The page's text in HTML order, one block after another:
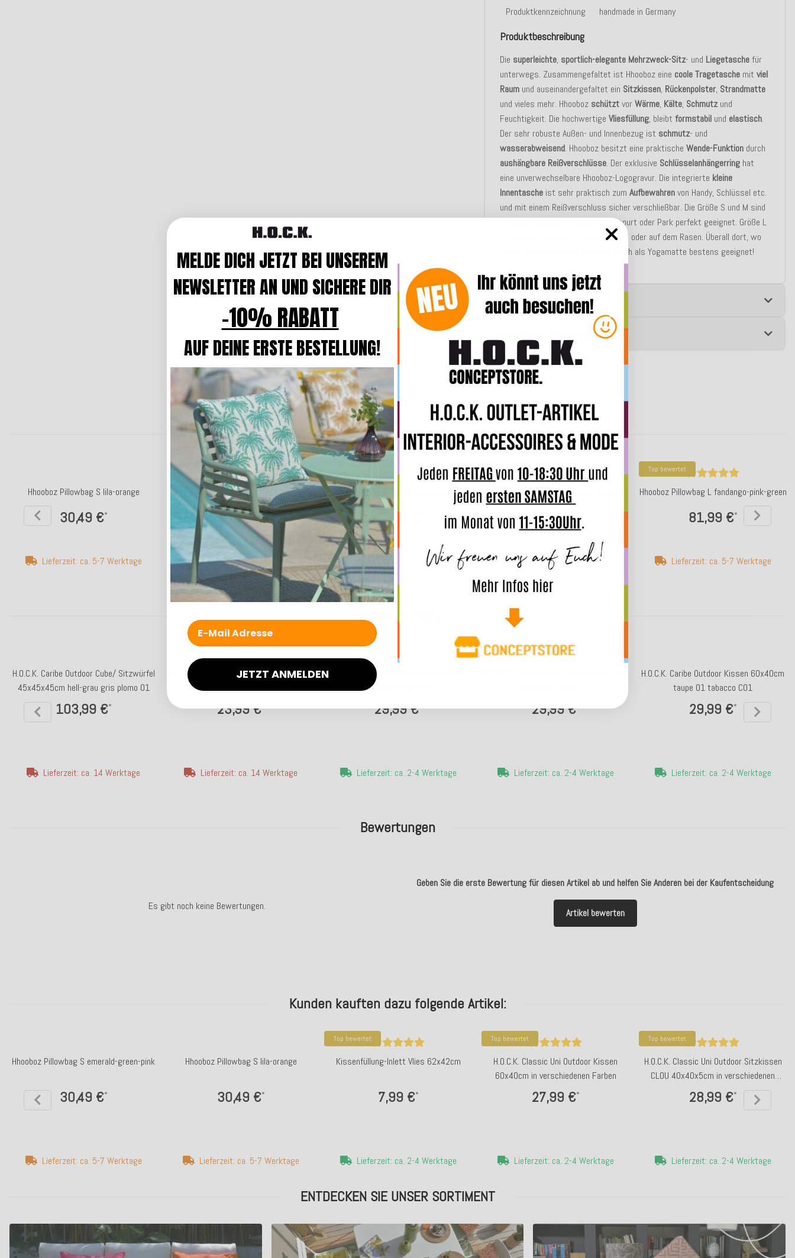
Produktkennzeichnung
handmade in Germany
Produktbeschreibung
Die superleichte, sportlich-elegante Mehrzweck-Sitz- und Liegetaschefür
unterwegs. Zusammengefaltet ist Hhooboz eine coole Tragetasche mitviel
Raum und auseinandergefaltet ein Sitzkissen, Rückenpolster, Strandmatte
und vieles mehr. Hhooboz schütztvorWärme, Kälte, Schmutz und
Feuchtigkeit. Die hochwertigeVliesfüllung, bleibtformstabil und elastisch.
Der sehr robuste Außen- und Innenbezug ist schmutz- und
wasserabweisend. Hhooboz besitzt eine praktischeWende-Funktion durch
aushängbare Reißverschlüsse. Der exklusive Schlüsselanhängerring hat
eine unverwechselbare Hhooboz-Logogravur. Die integrierte kleine
Innentasche ist sehr praktisch zumAufbewahrenvon Handy, Schlüssel etc.
und mit einem Reißverschluss sicher verschließbar. Die Größe S und M sind
für unterwegs im Stadion, Tenniscourt oder Park perfekt geeignet. Größe L
ist ideal am Strand, im Schwimmbad oder auf dem Rasen. Überall dort, wo
sein darf! Auch als Yogamatte bestens geeignet!
Merkmale
Angaben zur Produktsicherheit
Bewertungen
Geben Sie die erste Bewertung für diesen Artikel ab und helfen Sie Anderen bei der Kaufentscheidung
Artikel bewerten
Es gibt noch keine Bewertungen.
Weitere Produkte aus der Serie Hhooboz
Hhooboz Pillowbag S lila-orange
30,49 €*
Lieferzeit: ca. 5-7 Werktage
Hhooboz Pillowbag S emerald-green-pink
30,49 €*
Lieferzeit: ca. 5-7 Werktage
Hhooboz Pillowbag L sand-sand
81,99 €
Lieferzeit: ca. 5-7 Werktage
Hhooboz Pillowbag S smoke-smoke
30,49 €
Lieferzeit: ca. 5-7 Werktage
Top bewertet
Hhooboz Pillowbag L fandango-pink-green
81,99 €*
Lieferzeit: ca. 5-7 Werktage
Das passt dazu:
H.O.C.K. Caribe Outdoor Cube/ Sitzwürfel
45x45x45cm hell-grau gris plomo 01
103,99 €*
Lieferzeit: ca. 14 Werktage
H.O.C.K. Caribe Outdoor Kissen 40x30cm
hell-grau gris plomo 01
23,99 €
Lieferzeit: ca. 14 Werktage
H.O.C.K. Caribe Outdoor Kissen 50x50cm
anthrazit negro 01
29,99 €
Lieferzeit: ca. 2-4 Werktage
29,99 €
Lieferzeit: ca. 2-4 Werktage
H.O.C.K. Caribe Outdoor Kissen 60x40cm
taupe 01 tabacco C01
29,99 €*
Lieferzeit: ca. 2-4 Werktage
Kunden kauften dazu folgende Artikel:
Hhooboz Pillowbag S emerald-green-pink
30,49 €*
Lieferzeit: ca. 5-7 Werktage
Hhooboz Pillowbag S lila-orange
30,49 €*
Lieferzeit: ca. 5-7 Werktage
Top bewertet
Kissenfüllung-Inlett Vlies 62x42cm
7,99 €*
Lieferzeit: ca. 2-4 Werktage
Top bewertet
H.O.C.K. Classic Uni Outdoor Kissen
60x40cm in verschiedenen Farben
27,99 €*
Lieferzeit: ca. 2-4 Werktage
Top bewertet
H.O.C.K. Classic Uni Outdoor Sitzkissen
CLOU 40x40x5cm in verschiedenen
Farben
28,99 €*
Lieferzeit: ca. 2-4 Werktage
ENTDECKEN SIE UNSER SORTIMENT
MELDE DICH JETZT BEI UNSEREM
NEWSLETTER AN UND SICHERE DIR
-10% RABATT
AUF DEINE ERSTE BESTELLUNG!
JETZT ANMELDEN